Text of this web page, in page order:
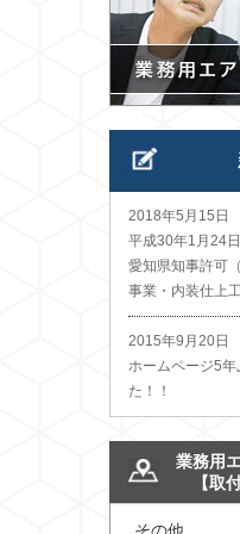
2018年5月15日
平成30年1月24
愛知県知事許可
事業・内装仕上工
2015年9月20日
ホームページ5
た！！
業務用
【取